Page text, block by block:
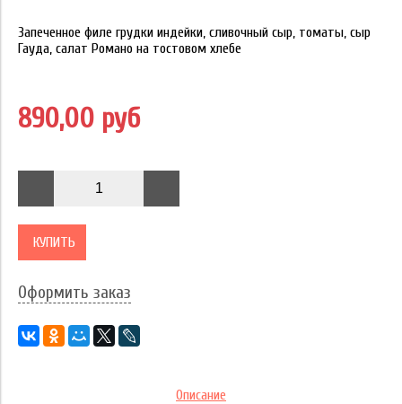
Запеченное филе грудки индейки, сливочный сыр, томаты, сыр
Гауда, салат Романо на тостовом хлебе
890,00 руб
КУПИТЬ
Оформить заказ
Описание